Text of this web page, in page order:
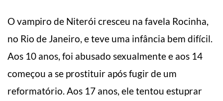
O vampiro de Niterói cresceu na favela Rocinha,
no Rio de Janeiro, e teve uma infância bem difícil.
Aos 10 anos, foi abusado sexualmente e aos 14
começou a se prostituir após fugir de um
reformatório. Aos 17 anos, ele tentou estuprar